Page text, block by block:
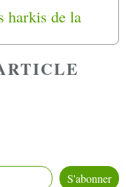
harkis de la